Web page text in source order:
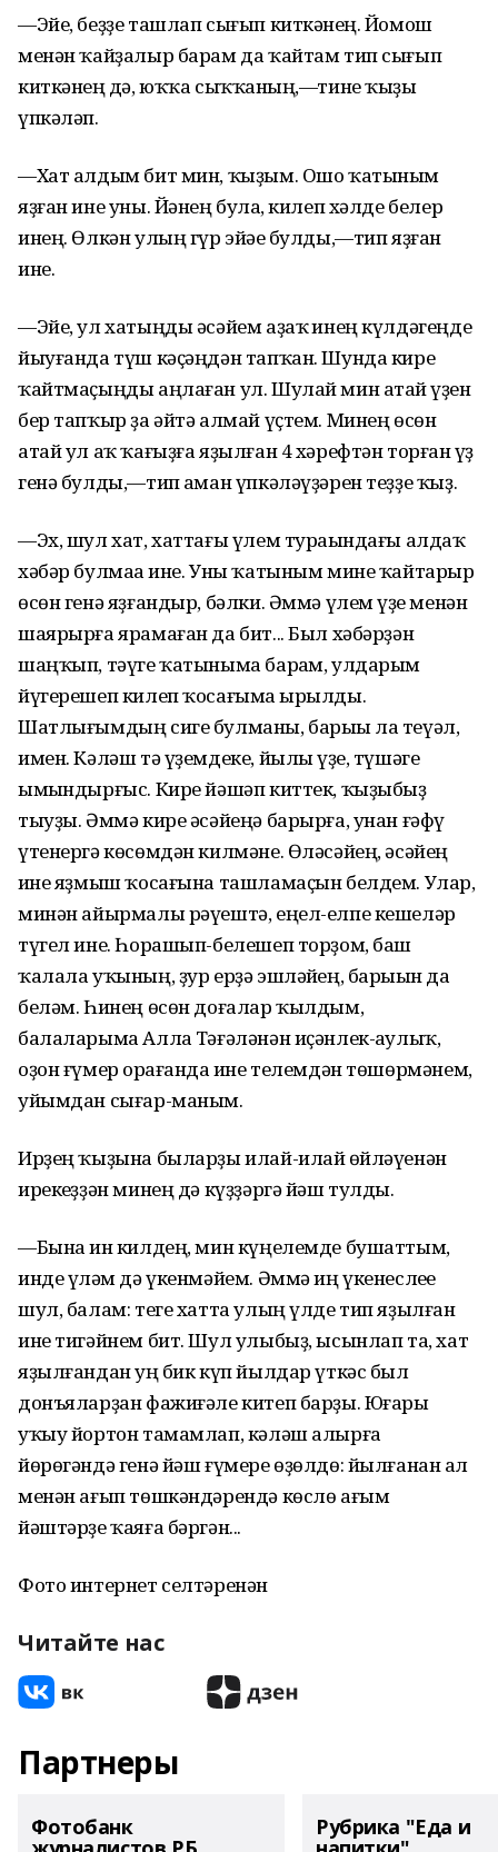
—Эйе, беҙҙе ташлап сығып киткәнһең. Йомош
менән ҡайҙалыр барам да ҡайтам тип сығып
киткәнһең дә, юҡҡа сыҡҡанһың,—тине ҡыҙы
үпкәләп.
—Хат алдым бит мин, ҡыҙым. Ошо ҡатыным
яҙған ине уны. Йәнең булһа, килеп хәлде белер
инең. Өлкән улың гүр эйәһе булды,—тип яҙған
ине.
—Эйе, ул хатыңды әсәйем аҙаҡ һинең күлдәгеңде
йыуғанда түш кәҫәңдән тапҡан. Шунда кире
ҡайтмаҫыңды аңлаған ул. Шулай мин атай һүҙен
бер тапҡыр ҙа әйтә алмай үҫтем. Минең өсөн
атай ул аҡ ҡағыҙға яҙылған 4 хәрефтән торған һүҙ
генә булды,—тип һаман үпкәләүҙәрен теҙҙе ҡыҙ.
—Эх, шул хат, хаттағы үлем тураһындағы алдаҡ
хәбәр булмаһа ине. Уны ҡатыным мине ҡайтарыр
өсөн генә яҙғандыр, бәлки. Әммә үлем һүҙе менән
шаярырға ярамаған да бит... Был хәбәрҙән
шаңҡып, тәүге ҡатыныма барһам, улдарым
йүгерешеп килеп ҡосағыма һырылды.
Шатлығымдың сиге булманы, барыһы ла теүәл,
имен. Кәләш тә үҙемдеке, йылы һүҙе, түшәге
ымһындырғыс. Кире йәшәп киттек, ҡыҙыбыҙ
тыуҙы. Әммә кире әсәйеңә барырға, унан ғәфү
үтенергә көсөмдән килмәне. Өләсәйең, әсәйең
һине яҙмыш ҡосағына ташламаҫын белдем. Улар,
минән айырмалы рәүештә, еңел-елпе кешеләр
түгел ине. Һорашып-белешеп торҙом, баш
ҡалала уҡының, ҙур ерҙә эшләйһең, барыһын да
беләм. Һинең өсөн доғалар ҡылдым,
балаларыма Аллаһ Тәғәләнән иҫәнлек-һаулыҡ,
оҙон ғүмер һорағанда һине телемдән төшөрмәнем,
уйымдан сығар-маным.
Ирҙең ҡыҙына быларҙы илай-илай һөйләүенән
ирекһеҙҙән минең дә күҙҙәргә йәш тулды.
—Бына һин килдең, мин күңелемде бушаттым,
инде үлһәм дә үкенмәйем. Әммә иң үкенеслеһе
шул, балам: теге хатта улың үлде тип яҙылған
ине тигәйнем бит. Шул улыбыҙ, ысынлап та, хат
яҙылғандан һуң бик күп йылдар үткәс был
донъяларҙан фажиғәле китеп барҙы. Юғары
уҡыу йортон тамамлап, кәләш алырға
йөрөгәндә генә йәш ғүмере өҙөлдө: йылғанан һал
менән ағып төшкәндәрендә көслө ағым
йәштәрҙе ҡаяға бәргән...
Фото интернет селтәренән
Читайте нас
Партнеры
Фотобанк Рубрика "Еда и